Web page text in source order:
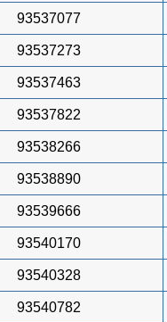
93537077
93537273
93537463
93537822
93538266
93538890
93539666
93540170
93540328
93540782